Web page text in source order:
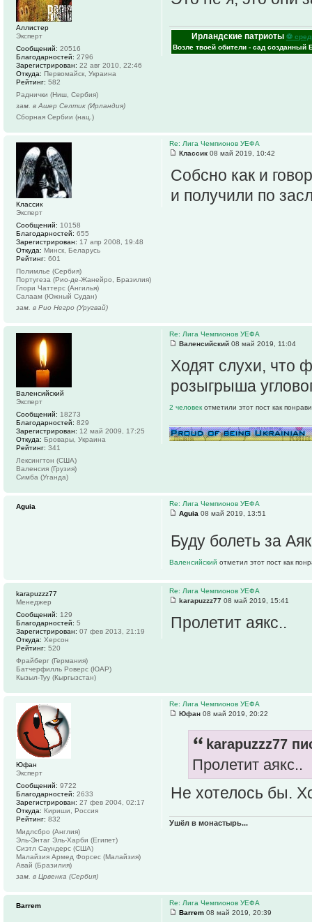
Ирландские патриоты ⚽
Возле твоей обители - сад созданный
Аллистер
Эксперт
Сообщений: 20516
Благодарностей: 2796
Зарегистрирован: 22 авг 2010, 22:46
Откуда: Первомайск, Украина
Рейтинг: 582
Раднички (Ниш, Сербия)
зам. в Ашер Селтик (Ирландия)
Сборная Сербии (нац.)
Re: Лига Чемпионов УЕФА
Классик 08 май 2019, 10:42
Собсно как и
и получили по
Классик
Эксперт
Сообщений: 10158
Благодарностей: 655
Зарегистрирован: 17 апр 2008, 19:48
Откуда: Минск, Беларусь
Рейтинг: 601
Полимлье (Сербия)
Португеза (Рио-де-Жанейро, Бразилия)
Глори Чаттерс (Ангилья)
Салаам (Южный Судан)
зам. в Рио Негро (Уругвай)
Re: Лига Чемпионов УЕФА
Валенсийский 08 май 2019, 11:04
Ходят слухи, что
розыгрыша
2 человек отметили этот пост как
Валенсийский
Эксперт
Сообщений: 18273
Благодарностей: 829
Зарегистрирован: 12 май 2009, 17:25
Откуда: Бровары, Украина
Рейтинг: 341
Лексингтон (США)
Валенсия (Грузия)
Симба (Уганда)
Re: Лига Чемпионов УЕФА
Aguia 08 май 2019, 13:51
Буду болеть за
Валенсийский отметил этот пост как
Aguia
Re: Лига Чемпионов УЕФА
karapuzzz77 08 май 2019, 15:41
Пролетит аякс..
karapuzzz77
Менеджер
Сообщений: 129
Благодарностей: 5
Зарегистрирован: 07 фев 2013, 21:19
Откуда: Херсон
Рейтинг: 520
Фрайберг (Германия)
Батчерфилль Роверс (ЮАР)
Кызыл-Туу (Кыргызстан)
Re: Лига Чемпионов УЕФА
Юфан 08 май 2019, 20:22
karapuzzz77
Пролетит аякс..
Не хотелось бы.
Ушёл в монастырь...
Юфан
Эксперт
Сообщений: 9722
Благодарностей: 2633
Зарегистрирован: 27 фев 2004, 02:17
Откуда: Кириши, Россия
Рейтинг: 832
Мидлсбро (Англия)
Эль-Энтаг Эль-Харби (Египет)
Сиэтл Саундерс (США)
Малайзия Армед Форсес (Малайзия)
Авай (Бразилия)
зам. в Црвенка (Сербия)
Re: Лига Чемпионов УЕФА
Barrem 08 май 2019, 20:39
Barrem